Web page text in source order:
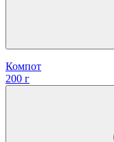
Компот
200 г